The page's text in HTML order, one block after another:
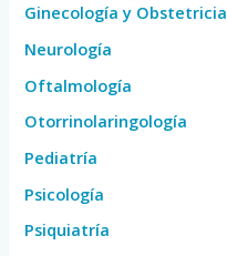
Ginecología y Obstetricia
Neurología
Oftalmología
Otorrinolaringología
Pediatría
Psicología
Psiquiatría